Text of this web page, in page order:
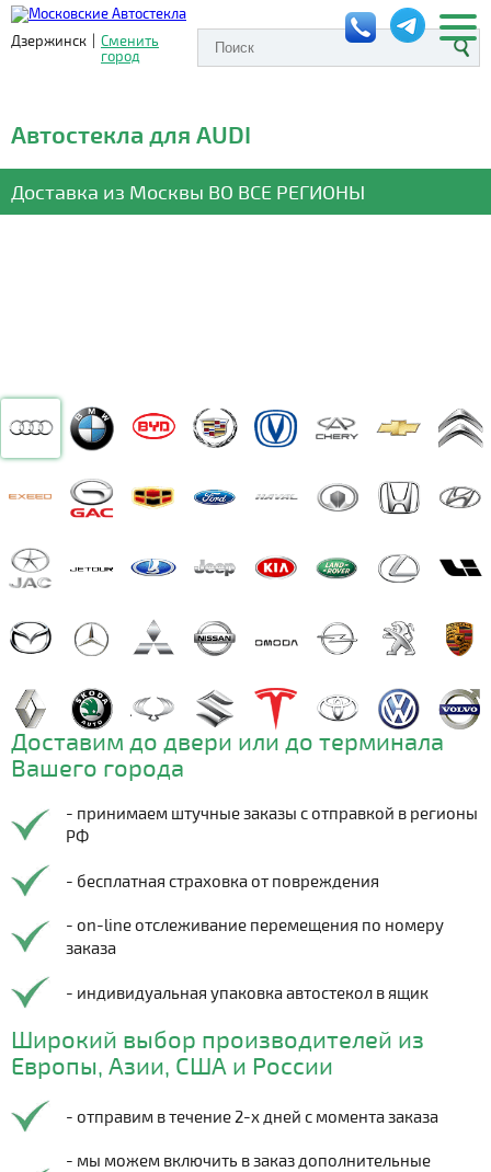
Дзержинск | Сменить
город
Автостекла для AUDI
Доставка из Москвы ВО ВСЕ РЕГИОНЫ
Доставим до двери или до терминала
Вашего города
- принимаем штучные заказы с отправкой в регионы
РФ
- бесплатная страховка от повреждения
- on-line отслеживание перемещения по номеру
заказа
- индивидуальная упаковка автостекол в ящик
Широкий выбор производителей из
Европы, Азии, США и России
- отправим в течение 2-х дней с момента заказа
- мы можем включить в заказ дополнительные